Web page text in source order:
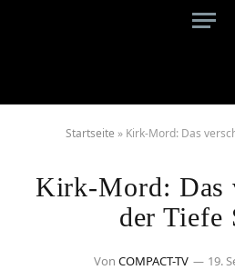
Startseite » Kirk-Mord: Das
Kirk-Mord: Das
der Tiefe
Von COMPACT-TV 19.